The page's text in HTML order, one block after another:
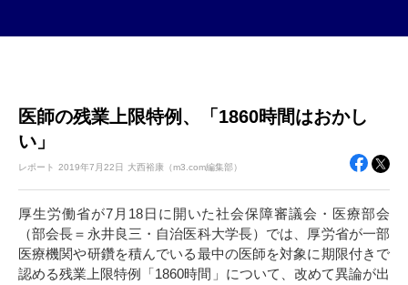
医師の残業上限特例、「1860時間はおかし
い」
レポート 2019年7月22日 大西裕康（m3.com編集部）
厚生労働省が7月18日に開いた社会保障審議会・医療部会
（部会長＝永井良三・自治医科大学長）では、厚労省が一部
医療機関や研鑽を積んでいる最中の医師を対象に期限付きで
認める残業上限特例「1860時間」について、改めて異論が出